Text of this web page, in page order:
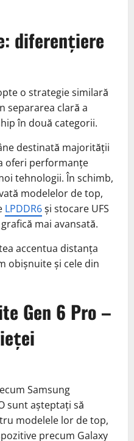
diferențiere
o strategie similară
separarea clară a
în două categorii.
destinată majorității
oferi performanțe
tehnologii. În schimb,
modelelor de top,
LPDDR6și stocare UFS
mai avansată.
accentua distanța
obișnuite și cele din
Gen 6 Pro –
Samsung
sunt așteptați să
modelele lor de top,
precum Galaxy